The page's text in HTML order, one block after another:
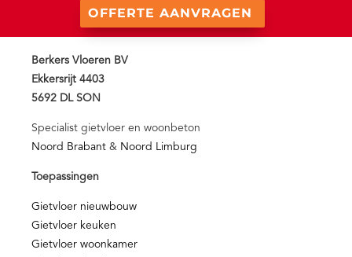
OFFERTE AANVRAGEN
Berkers Vloeren BV
Ekkersrijt 4403
5692 DL SON
Specialist gietvloer en woonbeton
Noord Brabant & Noord Limburg
Toepassingen
Gietvloer nieuwbouw
Gietvloer keuken
Gietvloer woonkamer